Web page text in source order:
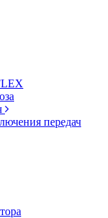
передач